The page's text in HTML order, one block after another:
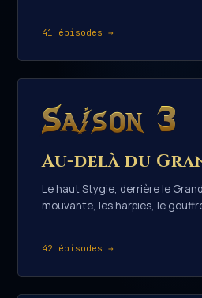
41 épisodes →
Saison 3
Au-delà du
Le haut Stygie, derrière le
mouvante, les harpies, le
42 épisodes →